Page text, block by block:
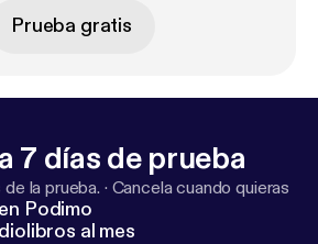
Prueba gratis
7 días de prueba
la prueba. · Cancela cuando quieras
Podimo
al mes